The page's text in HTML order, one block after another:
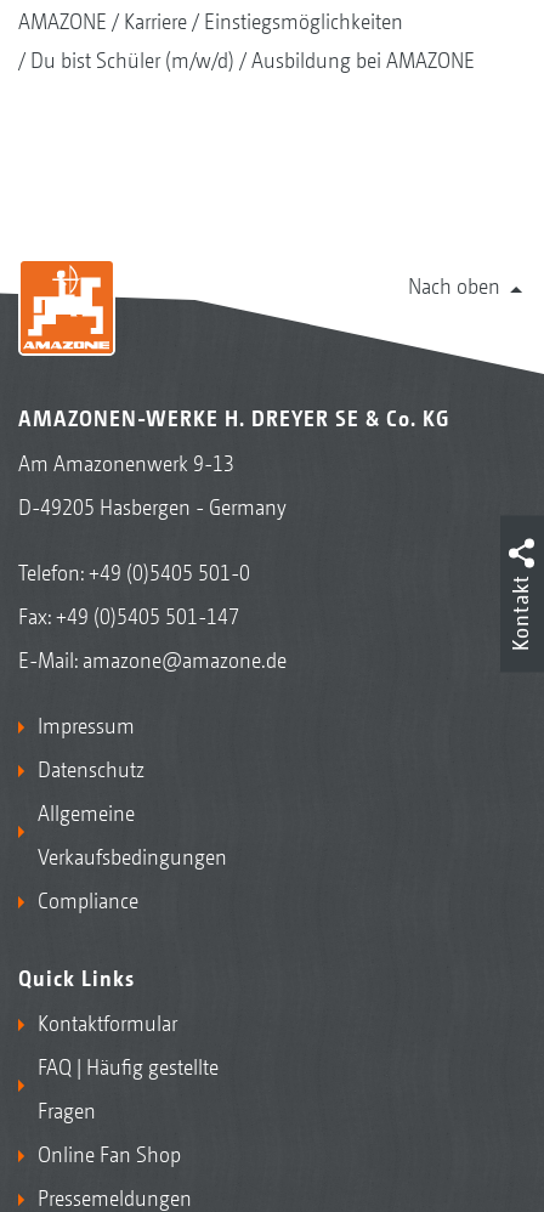
AMAZONE Karriere
Einstiegsmöglichkeiten
Du bist Schüler (m/w/d)
Ausbildung bei AMAZONE
Nach oben
AMAZONEN-WERKE H. DREYER SE & Co. KG
Am Amazonenwerk 9-13
D-49205 Hasbergen - Germany
Telefon:+49 (0)5405 501-0
Fax: +49 (0)5405 501-147
E-Mail: amazone@amazone.de
Impressum
Datenschutz
Allgemeine
Verkaufsbedingungen
Compliance
Quick Links
Kontaktformular
FAQ | Häufig gestellte
Fragen
Online Fan Shop
Pressemeldungen
Kontakt